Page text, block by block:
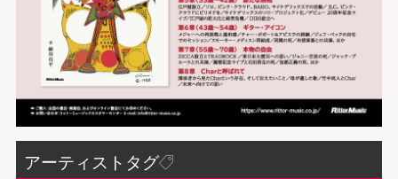
アーティストタグ